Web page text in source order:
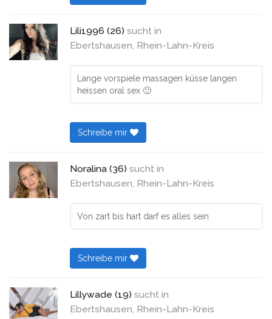
Lili1996 (26) sucht in
Ebertshausen, Rhein-Lahn-Kreis
Lange vorspiele massagen küsse langen
heissen oral sex 🙂
Schreibe mir
Noralina (36) sucht in
Ebertshausen, Rhein-Lahn-Kreis
Von zart bis hart darf es alles sein
Schreibe mir
Lillywade (19) sucht in
Ebertshausen, Rhein-Lahn-Kreis